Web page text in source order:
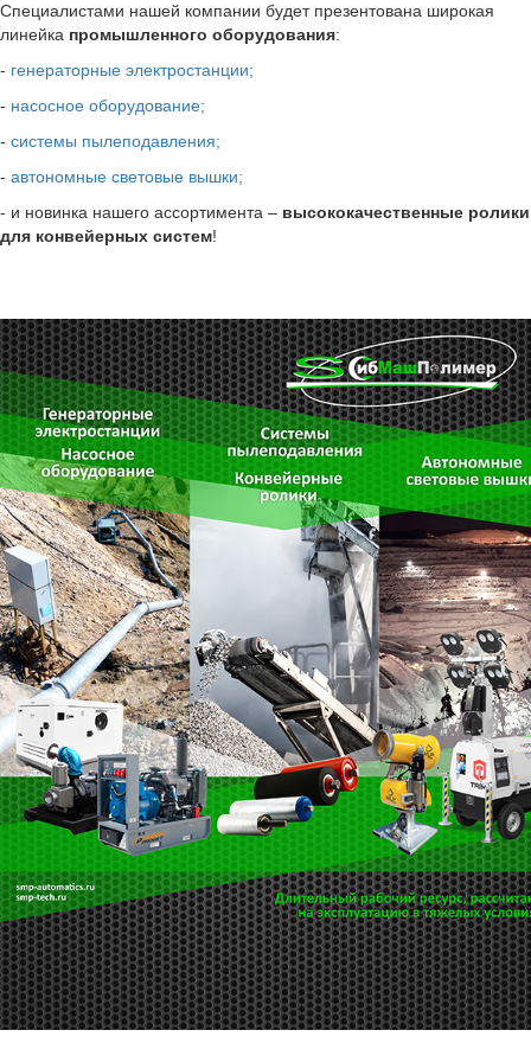
Специалистами нашей компании будет презентована широкая
линейка промышленного оборудования:
- генераторные электростанции;
- насосное оборудование;
- системы пылеподавления;
- автономные световые вышки;
- и новинка нашего ассортимента – высококачественные ролики
для конвейерных систем!